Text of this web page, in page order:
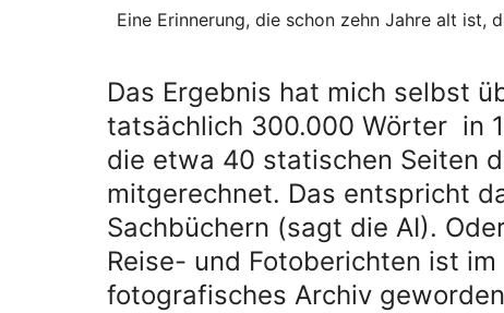
Eine Erinnerung, die schon zehn Jahre alt ist,
Das Ergebnis hat mich selbst
tatsächlich 300.000 Wörter in
die etwa 40 statischen Seiten
mitgerechnet. Das entspricht
Sachbüchern (sagt die AI).
Reise- und Fotoberichten ist
fotografisches Archiv